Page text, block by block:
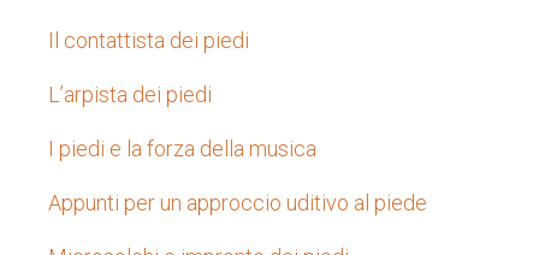
Il contattista dei piedi
L’arpista dei piedi
I piedi e la forza della musica
Appunti per un approccio uditivo al piede